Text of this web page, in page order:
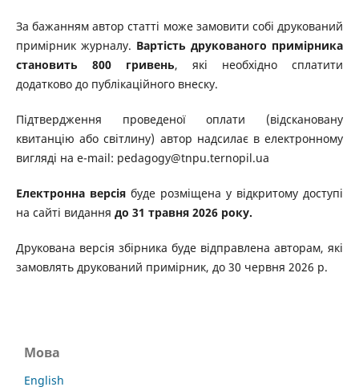
За бажанням автор статті може замовити собі друкований
примірник журналу. Вартість друкованого примірника
становить 800 гривень, які необхідно сплатити
додатково до публікаційного внеску.
Підтвердження проведеної оплати (відскановану
квитанцію або світлину) автор надсилає в електронному
вигляді на e-mail: pedagogy@tnpu.ternopil.ua
Електронна версіябуде розміщена у відкритому доступі
на сайті видання до 31 травня 2026 року.
Друкована версія збірника буде відправлена авторам, які
замовлять друкований примірник, до 30 червня 2026 р.
Мова
English